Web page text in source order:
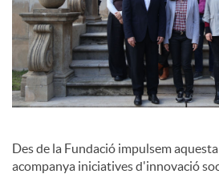
l
s
Des de la Fundació impulsem
acompanya iniciatives d'innovació